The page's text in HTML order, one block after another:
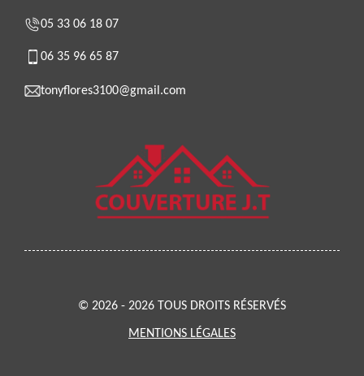
05 33 06 18 07
06 35 96 65 87
tonyflores3100@gmail.com
© 2026 - 2026 TOUS DROITS RÉSERVÉS
MENTIONS LÉGALES